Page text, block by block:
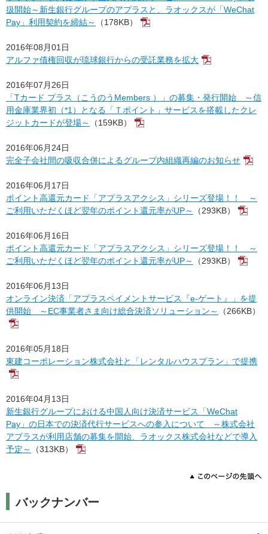
扱開始～新生銀行グループのアプラスと、ラオックスが「WeChat
Pay」利用契約を締結～
（178KB）
2016年08月01日
アルファ債権回収が琉球銀行からの受託業務を拡大
2016年07月26日
「Tカード プラス（こうのうMembers ）」の募集・発行開始 ～信
用金庫業界初（*1）となる「Ｔポイント」サービスを搭載したクレ
ジットカードが登場～
（159KB）
2016年06月24日
完全子会社間の吸収合併によるグループ内組織再編のお知らせ
2016年06月17日
ポイント高還元カード「アプラスアクシス」シリーズ登場！！ ～
ご利用いただくほど翌年のポイント還元率がUP～
（293KB）
2016年06月16日
ポイント高還元カード「アプラスアクシス」シリーズ登場！！ ～
ご利用いただくほど翌年のポイント還元率がUP～
（293KB）
2016年06月13日
オンライン決済「アプラスペイメントサービス『e-ゲート』」を提
供開始 ～EC事業者さま向け総合決済ソリューション～
（266KB）
2016年05月18日
東建コーポレーション株式会社と「レンタルハウスプラン」で提携
2016年04月13日
新生銀行グループにおける中国人向け決済サービス「WeChat
Pay」の日本での決済代行サービスへの参入について ～株式会社
アプラスが利用店舗の募集を開始、ラオックス株式会社などで導入
予定～
（313KB）
バックナンバー